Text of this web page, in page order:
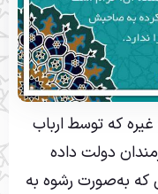
که توسط ارباب
دولت داده
که به‌صورت رشوه به